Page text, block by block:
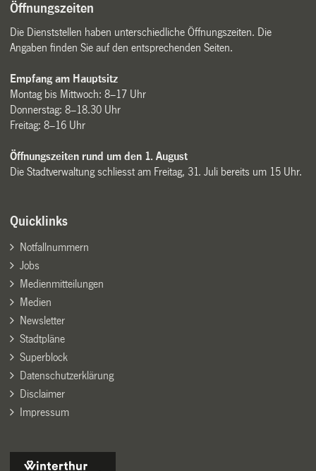
Öffnungszeiten
Die Dienststellen haben unterschiedliche Öffnungszeiten. Die
Angaben finden Sie auf den entsprechenden Seiten.
Empfang am Hauptsitz
Montag bis Mittwoch: 8–17 Uhr
Donnerstag: 8–18.30 Uhr
Freitag: 8–16 Uhr
Öffnungszeiten rund um den 1. August
Die Stadtverwaltung schliesst am Freitag, 31. Juli bereits um 15 Uhr.
Quicklinks
Notfallnummern
Jobs
Medienmitteilungen
Medien
Newsletter
Stadtpläne
Superblock
Datenschutzerklärung
Disclaimer
Impressum